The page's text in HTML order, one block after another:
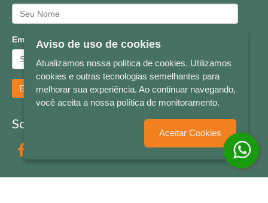
Email:
Enviar
Socialize conosco
Aviso de uso de cookies
Atualizamos nossa política de cookies. Utilizamos
cookies e outras tecnologias semelhantes para
melhorar sua experiência. Ao continuar navegando,
você aceita a nossa política de monitoramento.
Aceitar Cookies